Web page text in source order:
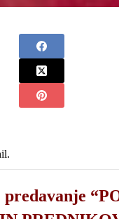
predavanje